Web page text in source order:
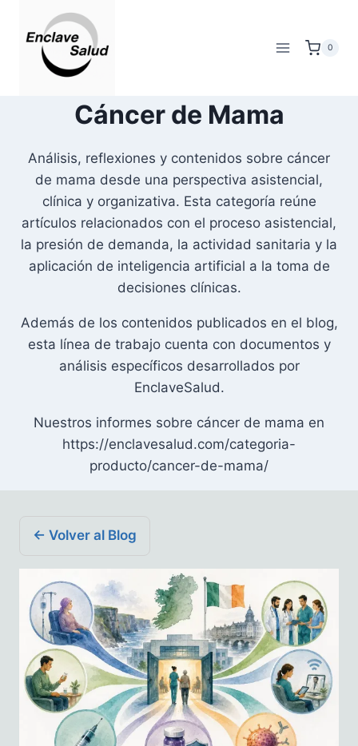
contenido
0
Cáncer de Mama
Análisis, reflexiones y contenidos sobre cáncer
de mama desde una perspectiva asistencial,
clínica y organizativa. Esta categoría reúne
artículos relacionados con el proceso asistencial,
la presión de demanda, la actividad sanitaria y la
aplicación de inteligencia artificial a la toma de
decisiones clínicas.
Además de los contenidos publicados en el blog,
esta línea de trabajo cuenta con documentos y
análisis específicos desarrollados por
EnclaveSalud.
Nuestros informes sobre cáncer de mama en
https://enclavesalud.com/categoria-
producto/cancer-de-mama/
← Volver al Blog